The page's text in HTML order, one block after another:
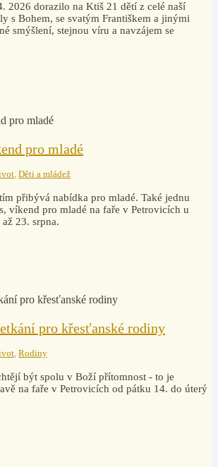
2026 dorazilo na Ktiš 21 dětí z celé naší
s Bohem, se svatým Františkem a jinými
smýšlení, stejnou víru a navzájem se
pro mladé
, Děti a mládež
přibývá nabídka pro mladé. Také jednu
víkend pro mladé na faře v Petrovicích u
23. srpna.
pro křesťanské rodiny
, Rodiny
být spolu v Boží přítomnost - to je
na faře v Petrovicích od pátku 14. do úterý